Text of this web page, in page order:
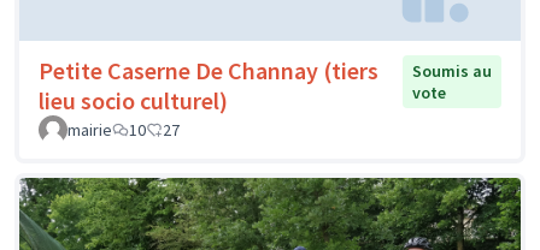
Petite Caserne De Channay (tiers
lieu socio culturel)
Soumis au
vote
mairie
10 27